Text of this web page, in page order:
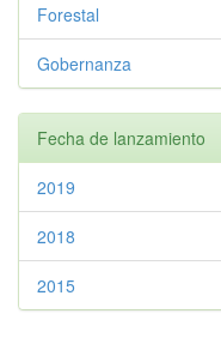
Forestal
Gobernanza
Fecha de lanzamiento
2019
2018
2015